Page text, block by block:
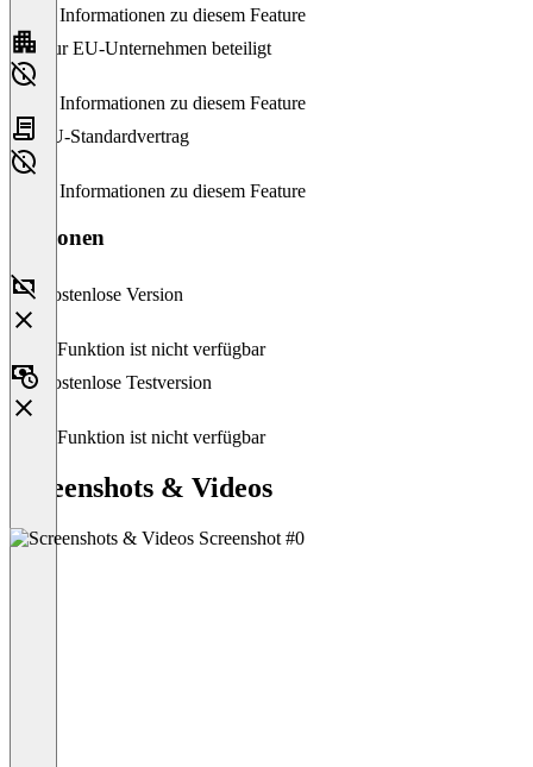
Keine Informationen zu diesem Feature
Nur EU-Unternehmen beteiligt
Keine Informationen zu diesem Feature
EU-Standardvertrag
Keine Informationen zu diesem Feature
Versionen
Kostenlose Version
Diese Funktion ist nicht verfügbar
Kostenlose Testversion
Diese Funktion ist nicht verfügbar
Screenshots & Videos